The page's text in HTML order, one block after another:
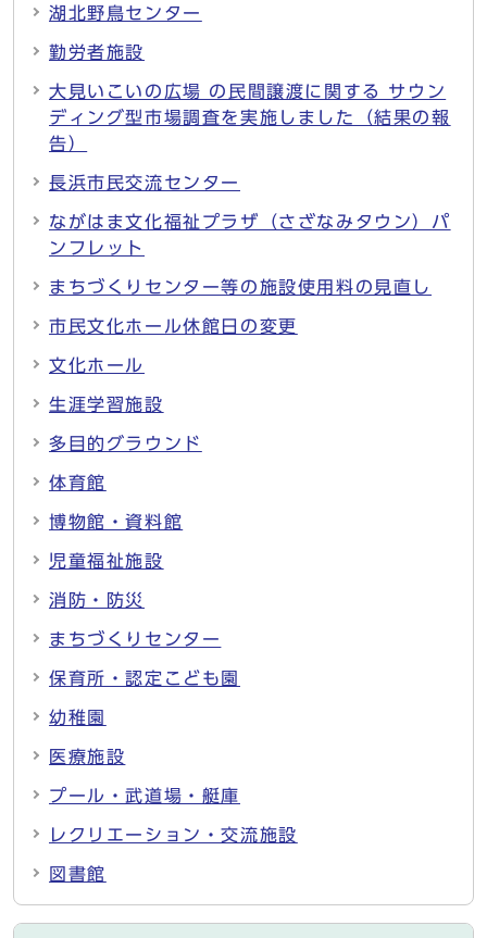
湖北野鳥センター
勤労者施設
大見いこいの広場 の民間譲渡に関する サウン
ディング型市場調査を実施しました（結果の報
告）
長浜市民交流センター
ながはま文化福祉プラザ（さざなみタウン）パ
ンフレット
まちづくりセンター等の施設使用料の見直し
市民文化ホール休館日の変更
文化ホール
生涯学習施設
多目的グラウンド
体育館
博物館・資料館
児童福祉施設
消防・防災
まちづくりセンター
保育所・認定こども園
幼稚園
医療施設
プール・武道場・艇庫
レクリエーション・交流施設
図書館